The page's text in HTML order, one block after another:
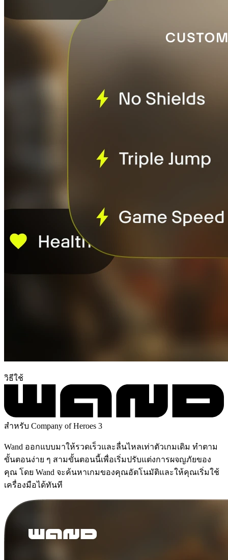
วิธีใช้
สำหรับ Company of Heroes 3
Wand ออกแบบมาให้รวดเร็วและลื่นไหลเท่าตัวเกมเดิม ทำตาม
ขั้นตอนง่าย ๆ สามขั้นตอนนี้เพื่อเริ่มปรับแต่งการผจญภัยของ
คุณ โดย Wand จะค้นหาเกมของคุณอัตโนมัติและให้คุณเริ่มใช้
เครื่องมือได้ทันที